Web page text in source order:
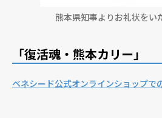
熊本県知事よりお礼状をい
「復活魂・熊本カリー」
ベネシード公式オンラインショップで